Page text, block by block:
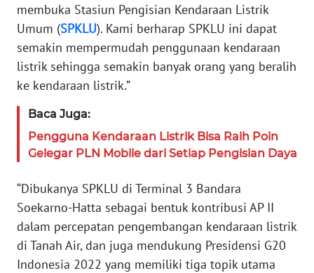
membuka Stasiun Pengisian Kendaraan Listrik
Umum (SPKLU). Kami berharap SPKLU ini dapat
semakin mempermudah penggunaan kendaraan
listrik sehingga semakin banyak orang yang beralih
ke kendaraan listrik.”
Baca Juga:
Pengguna Kendaraan Listrik Bisa Raih Poin
Gelegar PLN Mobile dari Setiap Pengisian Daya
“Dibukanya SPKLU di Terminal 3 Bandara
Soekarno-Hatta sebagai bentuk kontribusi AP II
dalam percepatan pengembangan kendaraan listrik
di Tanah Air, dan juga mendukung Presidensi G20
Indonesia 2022 yang memiliki tiga topik utama
PAPUA
BARAT
RIAU
WN
WN
JAMBI
WN